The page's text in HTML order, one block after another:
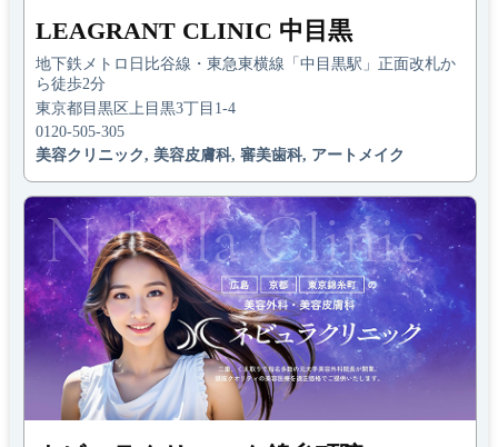
LEAGRANT CLINIC 中目黒
地下鉄メトロ日比谷線・東急東横線「中目黒駅」正面改札か
ら徒歩2分
東京都目黒区上目黒3丁目1-4
0120-505-305
美容クリニック, 美容皮膚科, 審美歯科, アートメイク